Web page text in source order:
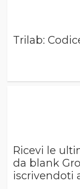
Trilab:
Ricevi le
da blank
iscrivendoti